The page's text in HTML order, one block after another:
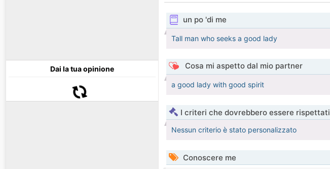
Dai la tua opinione
un po 'di me
Tall man who seeks a good lady
Cosa mi aspetto dal mio partner
a good lady with good spirit
I criteri che dovrebbero essere rispettati
Nessun criterio è stato personalizzato
Conoscere me